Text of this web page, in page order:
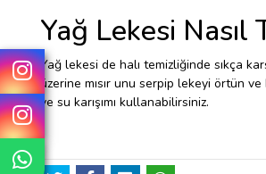
Yağ Lekesi Nasıl
Yağ lekesi de halı temizliğinde sıkça
üzerine mısır unu serpip lekeyi örtün
ve su karışımı kullanabilirsiniz.